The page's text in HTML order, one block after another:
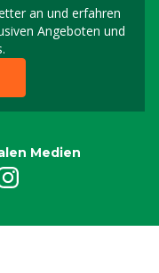
an und erfahren
Angeboten und
Sie sich für
Medien